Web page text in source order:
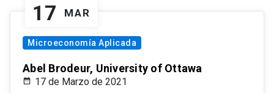
17 MAR
Microeconomía Aplicada
Abel Brodeur, University of Ottawa
17 de Marzo de 2021